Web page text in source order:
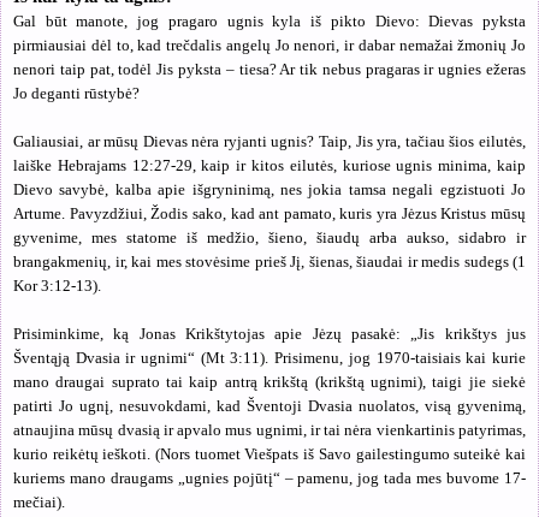
Gal būt manote, jog pragaro ugnis kyla iš pikto Dievo: Dievas pyksta
pirmiausiai dėl to, kad trečdalis angelų Jo nenori, ir dabar nemažai žmonių Jo
nenori taip pat, todėl Jis pyksta – tiesa? Ar tik nebus pragaras ir ugnies ežeras
Jo deganti rūstybė?
Galiausiai, ar mūsų Dievas nėra ryjanti ugnis? Taip, Jis yra, tačiau šios eilutės,
laiške Hebrajams 12:27-29, kaip ir kitos eilutės, kuriose ugnis minima, kaip
Dievo savybė, kalba apie išgryninimą, nes jokia tamsa negali egzistuoti Jo
Artume. Pavyzdžiui, Žodis sako, kad ant pamato, kuris yra Jėzus Kristus mūsų
gyvenime, mes statome iš medžio, šieno, šiaudų arba aukso, sidabro ir
brangakmenių, ir, kai mes stovėsime prieš Jį, šienas, šiaudai ir medis sudegs (1
Kor 3:12-13).
Prisiminkime, ką Jonas Krikštytojas apie Jėzų pasakė: „Jis krikštys jus
Šventąją Dvasia ir ugnimi“ (Mt 3:11). Prisimenu, jog 1970-taisiais kai kurie
mano draugai suprato tai kaip antrą krikštą (krikštą ugnimi), taigi jie siekė
patirti Jo ugnį, nesuvokdami, kad Šventoji Dvasia nuolatos, visą gyvenimą,
atnaujina mūsų dvasią ir apvalo mus ugnimi, ir tai nėra vienkartinis patyrimas,
kurio reikėtų ieškoti. (Nors tuomet Viešpats iš Savo gailestingumo suteikė kai
kuriems mano draugams „ugnies pojūtį“ – pamenu, jog tada mes buvome 17-
mečiai).